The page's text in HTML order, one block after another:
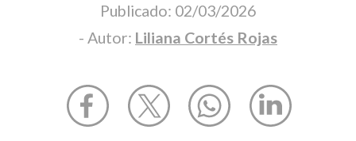
Publicado: 02/03/2026
- Autor: Liliana Cortés Rojas